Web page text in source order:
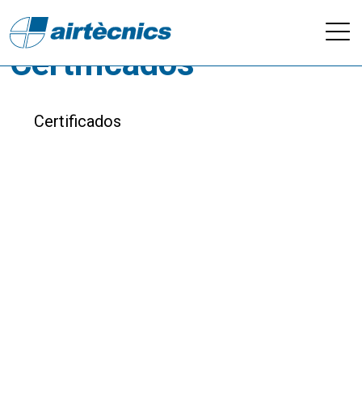
Descargas - Calidad /
Certificados
Certificados